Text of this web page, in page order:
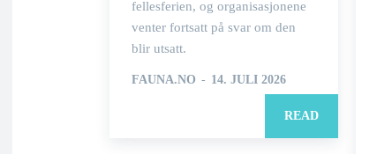
fellesferien, og organisasjonene
venter fortsatt på svar om den
blir utsatt.
FAUNA.NO - 14. JULI 2026
READ